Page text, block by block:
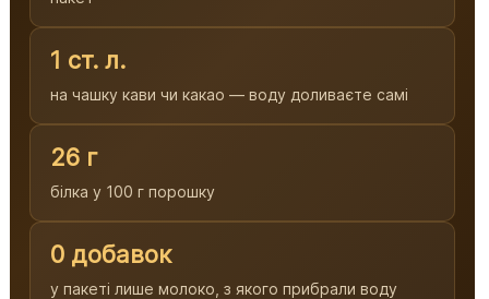
1 ст. л.
на чашку кави чи какао — воду доливаєте самі
26 г
білка у 100 г порошку
0 добавок
у пакеті лише молоко, з якого прибрали воду